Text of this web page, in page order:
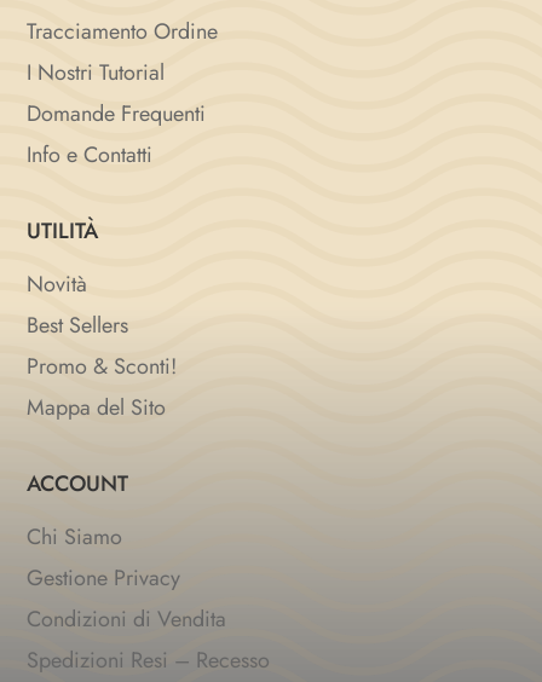
Tracciamento Ordine
I Nostri Tutorial
Domande Frequenti
Info e Contatti
UTILITÀ
Novità
Best Sellers
Promo & Sconti!
Mappa del Sito
ACCOUNT
Chi Siamo
Gestione Privacy
Condizioni di Vendita
Spedizioni Resi – Recesso